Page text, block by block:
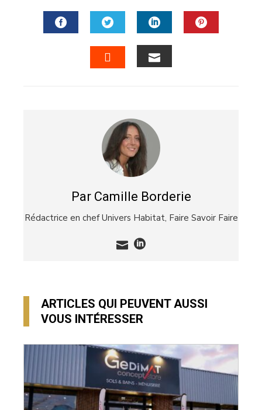
FACEBOOKTWITTERLINKEDIN
Par Camille Borderie
Rédactrice en chef Univers Habitat, Faire Savoir Faire
ARTICLES QUI PEUVENT AUSSI
VOUS INTÉRESSER